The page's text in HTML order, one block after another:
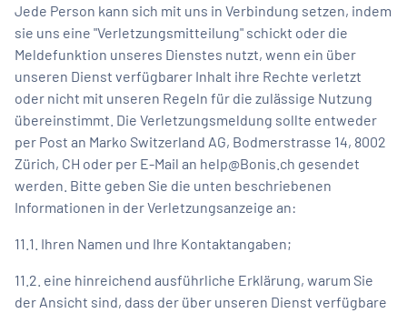
Jede Person kann sich mit uns in Verbindung setzen, indem
sie uns eine "Verletzungsmitteilung" schickt oder die
Meldefunktion unseres Dienstes nutzt, wenn ein über
unseren Dienst verfügbarer Inhalt ihre Rechte verletzt
oder nicht mit unseren Regeln für die zulässige Nutzung
übereinstimmt. Die Verletzungsmeldung sollte entweder
per Post an Marko Switzerland AG, Bodmerstrasse 14, 8002
Zürich, CH oder per E-Mail an help@Bonis.ch gesendet
werden. Bitte geben Sie die unten beschriebenen
Informationen in der Verletzungsanzeige an:
11.1. Ihren Namen und Ihre Kontaktangaben;
11.2. eine hinreichend ausführliche Erklärung, warum Sie
der Ansicht sind, dass der über unseren Dienst verfügbare